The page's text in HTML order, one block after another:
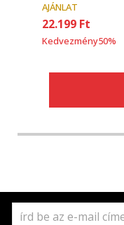
AJÁNLAT
22.199 Ft
Kedvezmény50%